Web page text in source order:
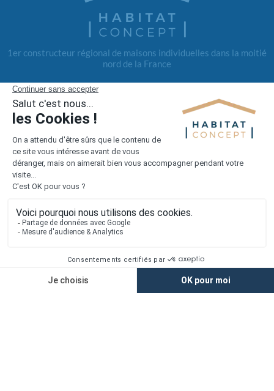
1er constructeur régional de maisons individuelles dans la moitié
nord de la France
Liens utiles
Nous contacter
Mentions légales
Vie privée
Plan du site
Accès rapide